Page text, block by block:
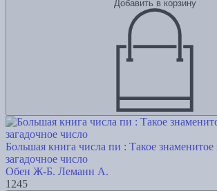
Добавить в корзину
Большая книга числа пи : Такое знаменитое
загадочное число
Обен Ж-Б. Леманн А.
1245